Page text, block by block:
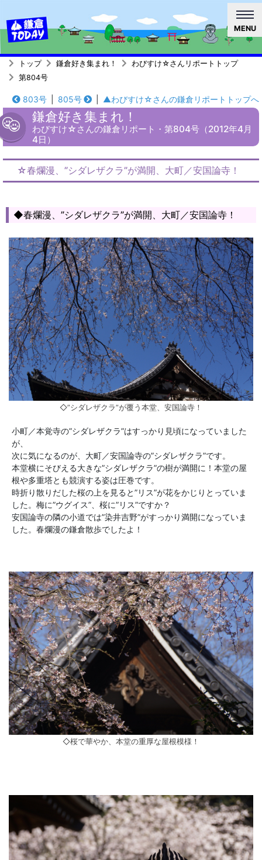
MENU
トップ 鎌倉好き集まれ！
わびすけ☆さんリポートトップ
第804号
803号 805号 ▲わびすけ☆さんの鎌倉リポートトップへ
鎌倉好き集まれ！
わびすけ☆さんの鎌倉リポート・第804号（2012年4月
4日）
☆春爛漫、”シダレザクラ”が満開、大町／安国論寺！
◆春爛漫、”シダレザクラ”が満開、大町／安国論寺！
◇”シダレザクラ”が覆う本堂、安国論寺！
小町／本覚寺の”シダレザクラ”はすっかり見頃になっていました
が、
次に気になるのが、大町／安国論寺の”シダレザクラ”です。
本堂横にそびえる大きな”シダレザクラ”の樹が満開に！本堂の屋
根や多重塔とも競演する姿は圧巻です。
時折り散りだした桜の上を見ると”リス”が花をかじりとっていま
した。梅に”ウグイス”、桜に”リス”ですか？
安国論寺の隣の小道では”染井吉野”がすっかり満開になっていま
した。春爛漫の鎌倉散歩でしたよ！
◇桜で華やか、本堂の重厚な屋根模様！